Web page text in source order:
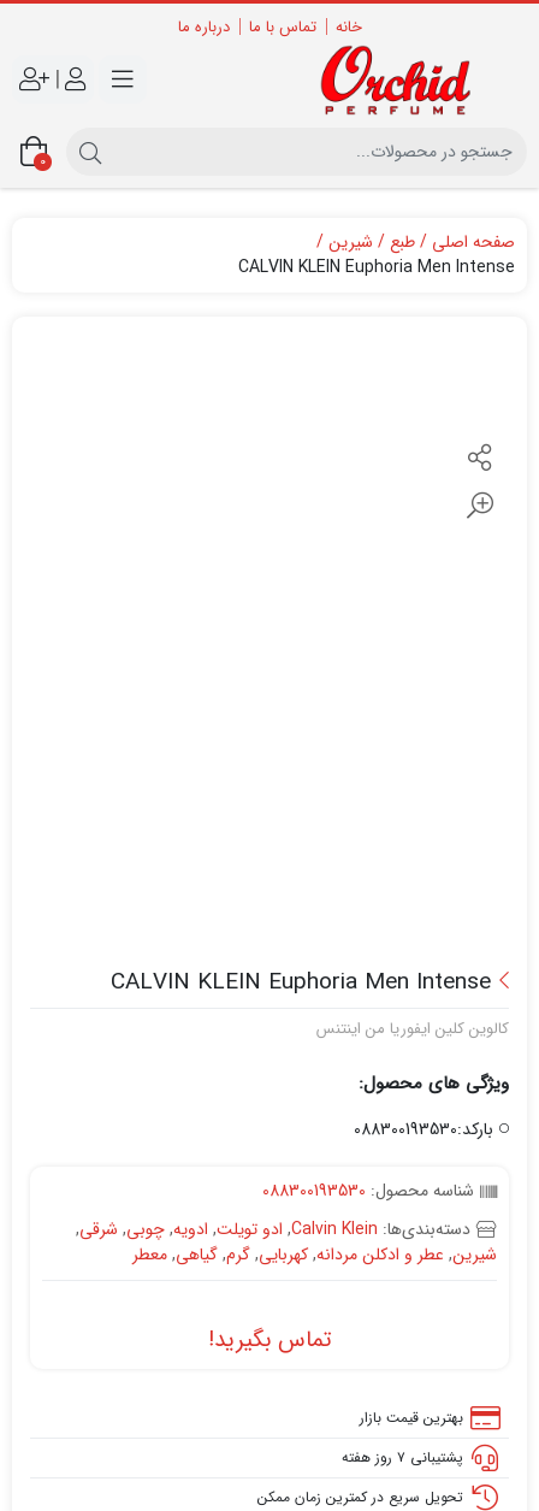
خانه تماس با ما درباره ما
|
0
صفحه اصلی طبع
شیرین
CALVIN KLEIN Euphoria Men Intense
CALVIN KLEIN Euphoria Men Intense
کالوین کلین ایفوریا من اینتنس
ویژگی های محصول:
بارکد:088300193530
شناسه محصول: 088300193530
دسته‌بندی‌ها: Calvin Klein
, ادو تویلت, ادویه,چوبی, شرقی,
شیرین, عطر و ادکلن مردانه,کهربایی,گرم,گیاهی,معطر
تماس بگیرید!
بهترین قیمت بازار
پشتیبانی ۷ روز هفته
تحویل سریع در کمترین زمان ممکن